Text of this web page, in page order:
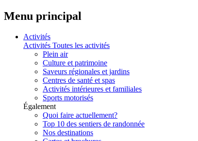
Menu principal
Activités
Activités Toutes les activités
Plein air
Culture et patrimoine
Saveurs régionales et jardins
Centres de santé et spas
Activités intérieures et familiales
Sports motorisés
Également
Quoi faire actuellement?
Top 10 des sentiers de randonnée
Nos destinations